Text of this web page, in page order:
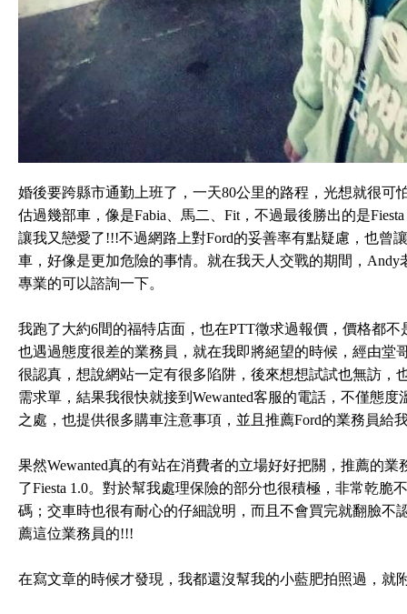
婚後要跨縣市通勤上班了，一天80公里的路程，光想就很可
估過幾部車，像是Fabia、馬二、Fit，不過最後勝出的是
讓我又戀愛了!!!不過網路上對Ford的妥善率有點疑慮，也曾
車，好像是更加危險的事情。就在我天人交戰的期間，
專業的可以諮詢一下。
我跑了大約6間的福特店面，也在PTT徵求過報價，價格都
也遇過態度很差的業務員，就在我即將絕望的時候，經由堂
很認真，想說網站一定有很多陷阱，後來想想試試也無訪，
需求單，結果我很快就接到Wewanted客服的電話，不僅態
之處，也提供很多購車注意事項，並且推薦Ford的業務員給
果然Wewanted真的有站在消費者的立場好好把關，推薦的
了Fiesta 1.0。對於幫我處理保險的部分也很積極，非常乾脆
碼；交車時也很有耐心的仔細說明，而且不會買完就翻臉不
薦這位業務員的!!!
在寫文章的時候才發現，我都還沒幫我的小藍肥拍照過，就